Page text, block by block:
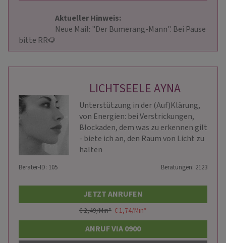
Aktueller Hinweis:
bitte RR🌻
LICHTSEELE AYNA
Unterstützung in der (Auf)Klärung,
von Energien: bei Verstrickungen,
Blockaden, dem was zu erkennen gilt
- biete ich an, den Raum von Licht zu
halten
Berater-ID: 105 Beratungen: 2123
JETZT ANRUFEN
€ 2,49/Min* € 1,74/Min*
ANRUF VIA 0900